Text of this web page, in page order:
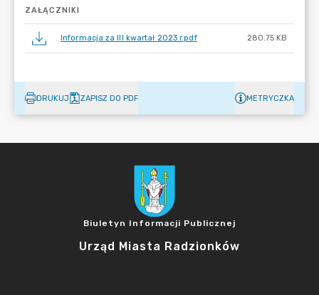
ZAŁĄCZNIKI
Informacja za III kwartał 2023 r.pdf 280.75 KB
DRUKUJ ZAPISZ DO PDF METRYCZKA
Biuletyn Informacji Publicznej
Urząd Miasta Radzionków